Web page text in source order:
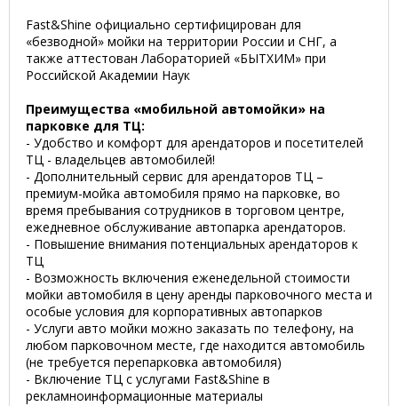
Fast&Shine официально сертифицирован для
«безводной» мойки на территории России и СНГ, а
также аттестован Лабораторией «БЫТХИМ» при
Российской Академии Наук
Преимущества «мобильной автомойки» на
парковке для ТЦ:
- Удобство и комфорт для арендаторов и посетителей
ТЦ - владельцев автомобилей!
- Дополнительный сервис для арендаторов ТЦ –
премиум-мойка автомобиля прямо на парковке, во
время пребывания сотрудников в торговом центре,
ежедневное обслуживание автопарка арендаторов.
- Повышение внимания потенциальных арендаторов к
ТЦ
- Возможность включения еженедельной стоимости
мойки автомобиля в цену аренды парковочного места и
особые условия для корпоративных автопарков
- Услуги авто мойки можно заказать по телефону, на
любом парковочном месте, где находится автомобиль
(не требуется перепарковка автомобиля)
- Включение ТЦ с услугами Fast&Shine в
рекламноинформационные материалы